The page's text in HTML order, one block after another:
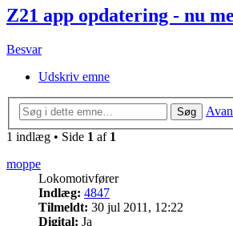
Z21 app opdatering - nu
Besvar
Udskriv emne
Søg
1 indlæg • Side 1 af 1
moppe
Lokomotivfører
Indlæg: 4847
Tilmeldt: 30 jul 2011, 12:22
Digital: Ja